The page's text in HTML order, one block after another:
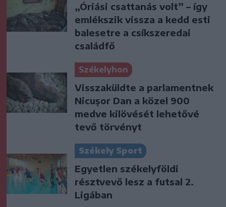
„Óriási csattanás volt” – így
emlékszik vissza a kedd esti
balesetre a csíkszeredai
családfő
Székelyhon
Visszaküldte a parlamentnek
Nicușor Dan a közel 900
medve kilövését lehetővé
tevő törvényt
Székely Sport
Egyetlen székelyföldi
résztvevő lesz a futsal 2.
Ligában